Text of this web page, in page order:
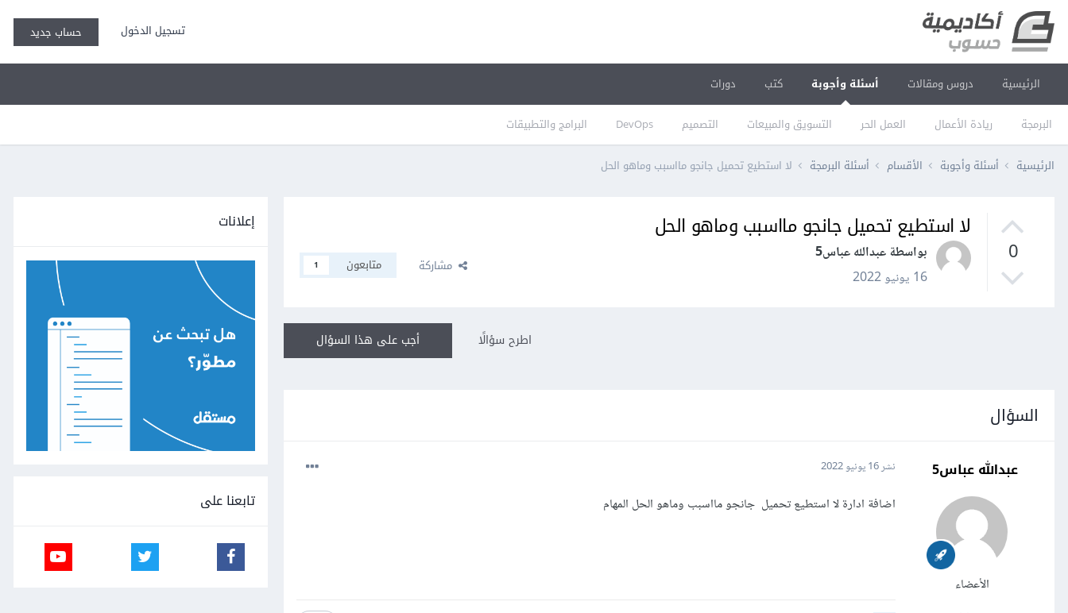
تسجيل الدخول حساب جديد
الرئيسية دروس ومقالات أسئلة وأجوبة
البرمجة ريادة الأعمال العمل الحر التسويق والمبيعات التصميم DevOps البرامج والتطبيقات
كتب دورات
الرئيسية أسئلة وأجوبة الأقسام أسئلة البرمجة لا استطيع تحميل جانجو مااسبب وماهو الحل
0
لا استطيع تحميل جانجو مااسبب وماهو الحل
بواسطة عبدالله عباس5
16 يونيو 2022
مشاركة متابعون 1
أجب على هذا السؤال اطرح سؤالًا
السؤال
عبدالله عباس5
الأعضاء
نشر16 يونيو 2022
اضافة ادارة لا استطيع تحميل جانجو مااسبب وماهو الحل المهام
إعلانات
تابعنا على